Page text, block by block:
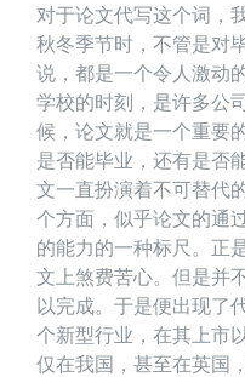
对于论文代写这个词，
秋冬季节时，不管是对
说，都是一个令人激动
学校的时刻，是许多公
候，论文就是一个重要
是否能毕业，还有是否
文一直扮演着不可替代
个方面，似乎论文的通
的能力的一种标尺。正
文上煞费苦心。但是并
以完成。于是便出现了
个新型行业，在其上市
仅在我国，甚至在英国